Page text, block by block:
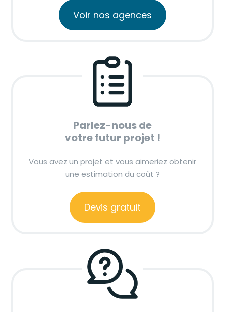
Voir nos agences
Parlez-nous de
votre futur projet !
Vous avez un projet et vous aimeriez obtenir
une estimation du coût ?
Devis gratuit